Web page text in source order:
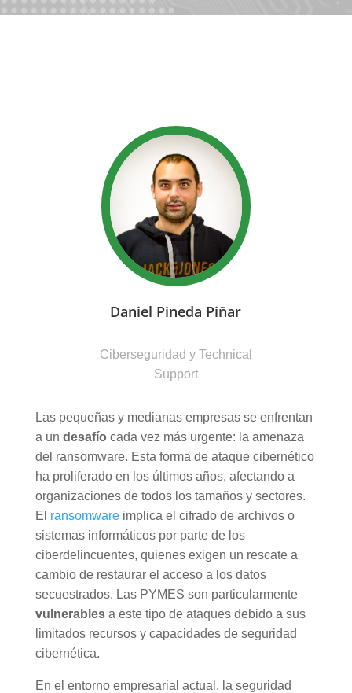
Daniel Pineda Piñar
Ciberseguridad y Technical
Support
Las pequeñas y medianas empresas se enfrentan
a un desafío cada vez más urgente: la amenaza
del ransomware. Esta forma de ataque cibernético
ha proliferado en los últimos años, afectando a
organizaciones de todos los tamaños y sectores.
El ransomwareimplica el cifrado de archivos o
sistemas informáticos por parte de los
ciberdelincuentes, quienes exigen un rescate a
cambio de restaurar el acceso a los datos
secuestrados. Las PYMES son particularmente
vulnerablesa este tipo de ataques debido a sus
limitados recursos y capacidades de seguridad
cibernética.
En el entorno empresarial actual, la seguridad